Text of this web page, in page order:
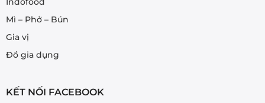
Mì – Phở – Bún
Gia vị
Đồ gia dụng
KẾT NỐI FACEBOOK